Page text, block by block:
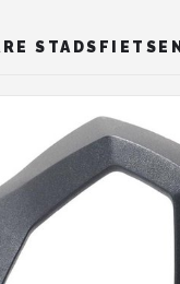
STADSFIETSEN